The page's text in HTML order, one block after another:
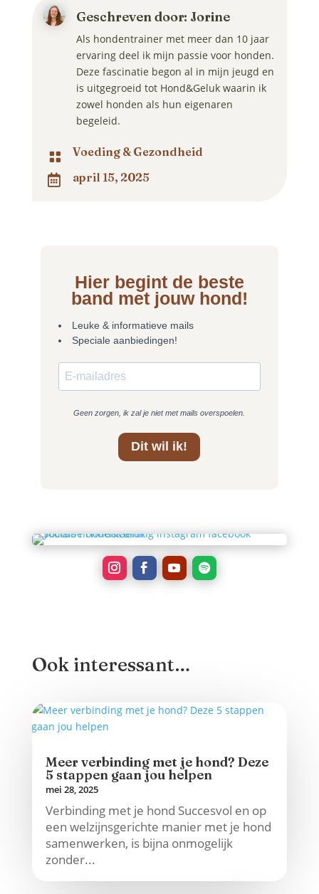
Geschreven door: Jorine
Als hondentrainer met meer dan 10 jaar
ervaring deel ik mijn passie voor honden.
Deze fascinatie begon al in mijn jeugd en
is uitgegroeid tot Hond&Geluk waarin ik
zowel honden als hun eigenaren
begeleid.
 Voeding & Gezondheid
 april 15, 2025
Hier begint de beste
band met jouw hond!
Leuke & informatieve mails
Speciale aanbiedingen!
Geen zorgen, ik zal je niet met mails overspoelen.
Dit wil ik!
Ook interessant…
Meer verbinding met je hond? Deze
5 stappen gaan jou helpen
mei 28, 2025
Verbinding met je hond Succesvol en op
een welzijnsgerichte manier met je hond
samenwerken, is bijna onmogelijk
zonder...